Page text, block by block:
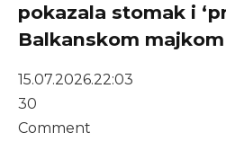
pokazala stomak i
Balkanskom majkom
15.07.2026.22:03
30
Comment